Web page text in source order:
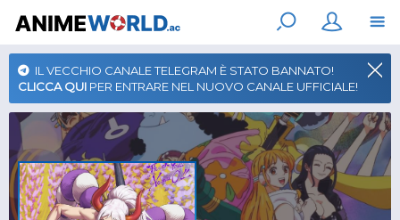
IL VECCHIO CANALE TELEGRAM È STATO BANNATO!
CLICCA QUI PER ENTRARE NEL NUOVO CANALE UFFICIALE!